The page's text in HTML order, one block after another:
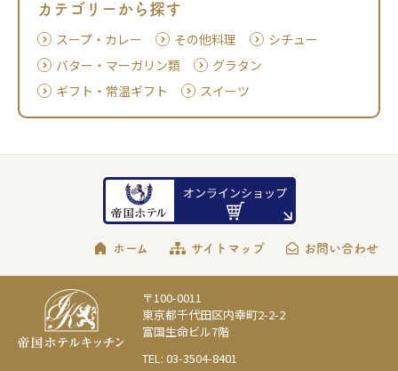
カテゴリーから探す
スープ・カレー その他料理
シチュー
バター・マーガリン類
グラタン
ギフト・常温ギフト
スイーツ
ホーム サイトマップ お問い合わせ
〒100-0011
東京都千代田区内幸町2-2-2
富国生命ビル7階
TEL: 03-3504-8401